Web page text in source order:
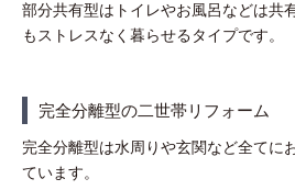
部分共有型はトイレやお風呂などは共
もストレスなく暮らせるタイプです。
完全分離型の二世帯リフォーム
完全分離型は水周りや玄関など全てに
ています。